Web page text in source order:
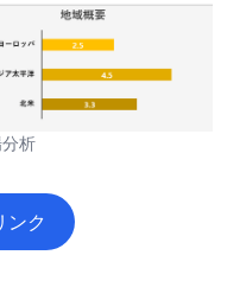
析
ンク